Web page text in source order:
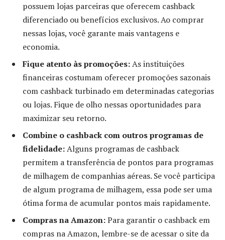
possuem lojas parceiras que oferecem cashback
diferenciado ou benefícios exclusivos. Ao comprar
nessas lojas, você garante mais vantagens e
economia.
Fique atento às promoções:As instituições
financeiras costumam oferecer promoções sazonais
com cashback turbinado em determinadas categorias
ou lojas. Fique de olho nessas oportunidades para
maximizar seu retorno.
Combine o cashback com outros programas de
fidelidade:Alguns programas de cashback
permitem a transferência de pontos para programas
de milhagem de companhias aéreas. Se você participa
de algum programa de milhagem, essa pode ser uma
ótima forma de acumular pontos mais rapidamente.
Compras na Amazon:Para garantir o cashback em
compras na Amazon, lembre-se de acessar o site da